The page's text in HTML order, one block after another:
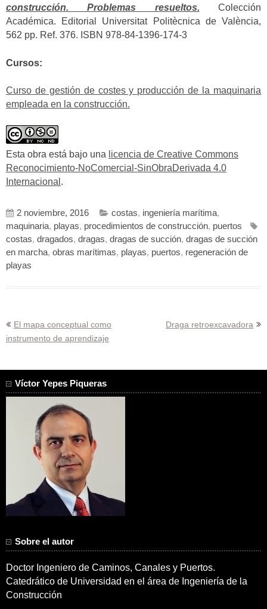
construcción. Problemas resueltos. Colección
Académica. Editorial Universitat Politècnica de València,
562 pp. Ref. 376. ISBN 978-84-1396-174-3
Cursos:
Curso de gestión de costes y producción de la maquinaria
empleada en la construcción.
Esta obra está bajo una licencia de Creative Commons
Reconocimiento-NoComercial-SinObraDerivada 4.0
Internacional .
2 noviembre, 2016 costas, ingeniería marítima,
maquinaria, playas, procedimientos de construcción, puertos
costas, dragados, dragas, dragas de succión, dragas de succión
en marcha, obras marítimas, playas, puertos, regeneración de
playas
Navegación
de
El mapa conceptual como
instrumento de aprendizaje
Draga retroexcavadora
Víctor Yepes Piqueras
Sobre el autor
Doctor Ingeniero de Caminos, Canales y Puertos.
Catedrático de Universidad en el área de Ingeniería de la
Construcción